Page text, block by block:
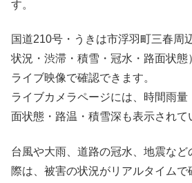
す。
国道210号・うきは市浮羽町三春周
状況・渋滞・積雪・冠水・路面状
ライブ映像で確認できます。
ライブカメラページには、時間雨
面状態・路温・積雪深も表示されて
台風や大雨、道路の冠水、地震など
際は、被害の状況がリアルタイムで